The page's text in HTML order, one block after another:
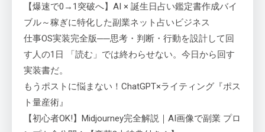
【爆速で0→1突破へ】AI × 誕生日占い鑑定書作成バイ
ブル～稼ぎに特化した副業ネット占いビジネス
仕事OS実装完全版──思考・判断・行動を設計して回
す人の1日 「読む」では終わらせない。今日から回す
実装書だ。
もうポストに悩まない！ChatGPT×ライティング『ポス
ト量産術』
【初心者OK!】Midjourney完全解説｜AI画像で副業 プロ